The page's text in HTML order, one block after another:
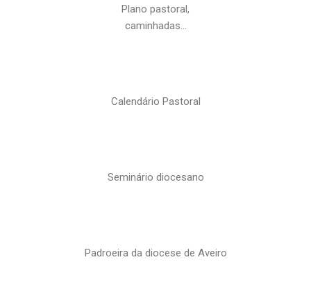
Plano pastoral,
caminhadas…
Calendário Pastoral
Seminário diocesano
Padroeira da diocese de Aveiro